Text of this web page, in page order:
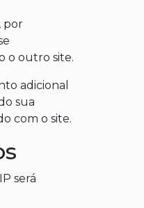
por
o outro site.
adicional
sua
com o site.
será